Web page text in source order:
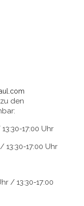
den
17:00 Uhr
13:30-17:00 Uhr
/ 13:30-17:00